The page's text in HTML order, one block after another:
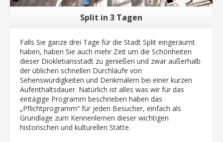
Split in 3 Tagen
Falls Sie ganze drei Tage für die Stadt Split eingeräumt
haben, haben Sie auch mehr Zeit um die Schönheiten
dieser Diokletiansstadt zu genießen und zwar außerhalb
der üblichen schnellen Durchläufe von
Sehenswürdigkeiten und Denkmälern bei einer kurzen
Aufenthaltsdauer. Natürlich ist alles was wir für das
eintägige Programm beschrieben haben das
„Pflichtprogramm“ für jeden Besucher, einfach als
Grundlage zum Kennenlernen dieser wichtigen
historischen und kulturellen Stätte.